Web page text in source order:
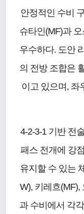
안정적인 수비
슈타인(MF)과
우수하다. 도안
의 전방 조합은
이고 있으며, 좌
4-2-3-1 기반 전
패스 전개에 강
유지할 수 있는
W), 키레흐(MF),
과 수비에서 각